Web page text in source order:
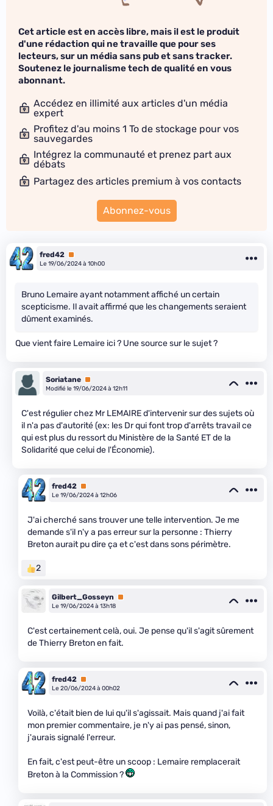
Cet article est en accès libre, mais il est le produit
d'une rédaction qui ne travaille que pour ses
lecteurs, sur un média sans pub et sans tracker.
Soutenez le journalisme tech de qualité en vous
abonnant.
Accédez en illimité aux articles d'un média
expert
Profitez d'au moins 1 To de stockage pour vos
sauvegardes
Intégrez la communauté et prenez part aux
débats
Partagez des articles premium à vos contacts
Abonnez-vous
fred42 Premium
Le 19/06/2024 à 10h00
Bruno Lemaire ayant notamment affiché un certain
scepticisme. Il avait affirmé que les changements seraient
dûment examinés.
Que vient faire Lemaire ici ? Une source sur le sujet ?
Soriatane Premium
Modifié le 19/06/2024 à 12h11
C'est régulier chez Mr LEMAIRE d'intervenir sur des sujets où
il n'a pas d'autorité (ex: les Dr qui font trop d'arrêts travail ce
qui est plus du ressort du Ministère de la Santé ET de la
Solidarité que celui de l'Économie).
fred42 Premium
Le 19/06/2024 à 12h06
J'ai cherché sans trouver une telle intervention. Je me
demande s'il n'y a pas erreur sur la personne : Thierry
Breton aurait pu dire ça et c'est dans sons périmètre.
2
Gilbert_Gosseyn
Premium
Le 19/06/2024 à 13h18
C'est certainement celà, oui. Je pense qu'il s'agit sûrement
de Thierry Breton en fait.
fred42 Premium
Le 20/06/2024 à 00h02
Voilà, c'était bien de lui qu'il s'agissait. Mais quand j'ai fait
mon premier commentaire, je n'y ai pas pensé, sinon,
j'aurais signalé l'erreur.
En fait, c'est peut-être un scoop : Lemaire remplacerait
Breton à la Commission ?